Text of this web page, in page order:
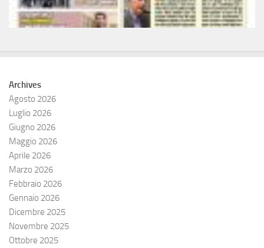
Archives
Agosto 2026
Luglio 2026
Giugno 2026
Maggio 2026
Aprile 2026
Marzo 2026
Febbraio 2026
Gennaio 2026
Dicembre 2025
Novembre 2025
Ottobre 2025